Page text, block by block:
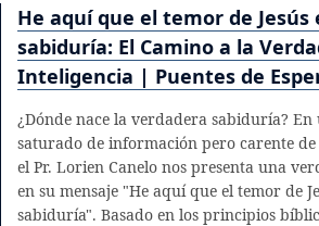
He aquí que el temor de Jesús
sabiduría: El Camino a la
Inteligencia | Puentes de
¿Dónde nace la verdadera sabiduría?
saturado de información pero carente
el Pr. Lorien Canelo nos presenta una
en su mensaje "He aquí que el temor de
sabiduría". Basado en los principios